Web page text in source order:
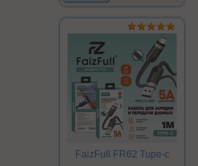
FaizFull FR62 Tupe-c